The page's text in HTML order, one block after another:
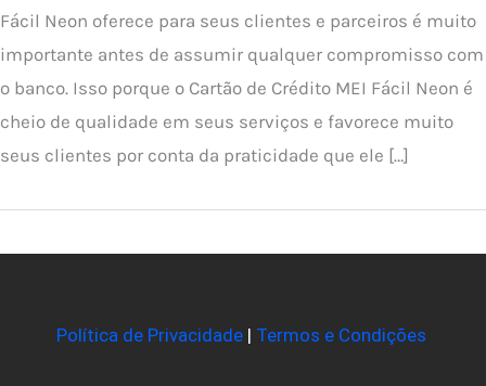
Fácil Neon oferece para seus clientes e parceiros é muito
importante antes de assumir qualquer compromisso com
o banco. Isso porque o Cartão de Crédito MEI Fácil Neon é
cheio de qualidade em seus serviços e favorece muito
seus clientes por conta da praticidade que ele […]
Política de Privacidade| Termos e Condições